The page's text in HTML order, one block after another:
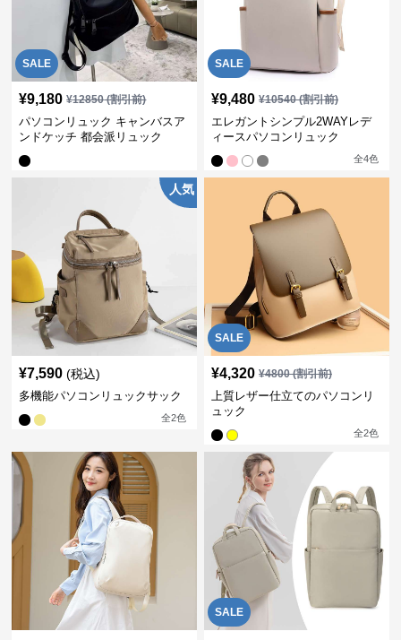
SALE
¥9,180 ¥12850(割引前)
パソコンリュック キャンバスア
ンドケッチ 都会派リュック
SALE
¥9,480 ¥10540(割引前)
エレガントシンプル2WAYレデ
ィースパソコンリュック
全4色
人気
¥7,590 (税込)
多機能パソコンリュックサック
全2色
SALE
¥4,320 ¥4800(割引前)
上質レザー仕立てのパソコンリ
ュック
全2色
SALE